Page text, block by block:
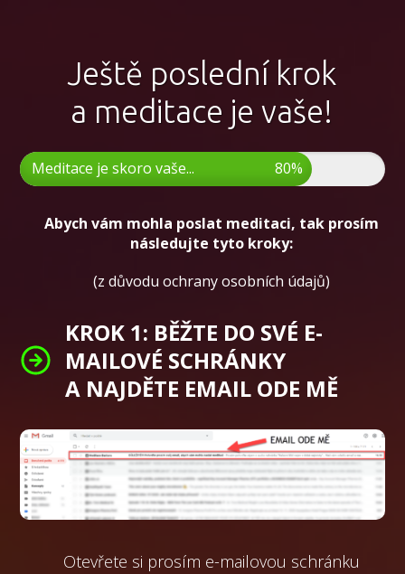
Ještě poslední krok
a meditace je vaše!
Meditace je skoro vaše... 80%
Abych vám mohla poslat meditaci, tak prosím
následujte tyto kroky:
(z důvodu ochrany osobních údajů)
KROK 1: BĚŽTE DO SVÉ E-
MAILOVÉ SCHRÁNKY
A NAJDĚTE EMAIL ODE MĚ
Otevřete si prosím e-mailovou schránku